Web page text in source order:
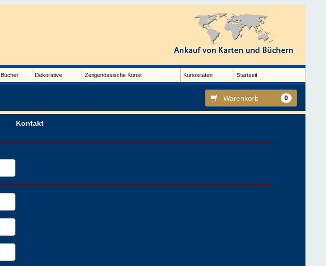
Bücher Dekorative Zeitgenössische Kunst Kuriositäten Startseit
Warenkorb 0
Kontakt